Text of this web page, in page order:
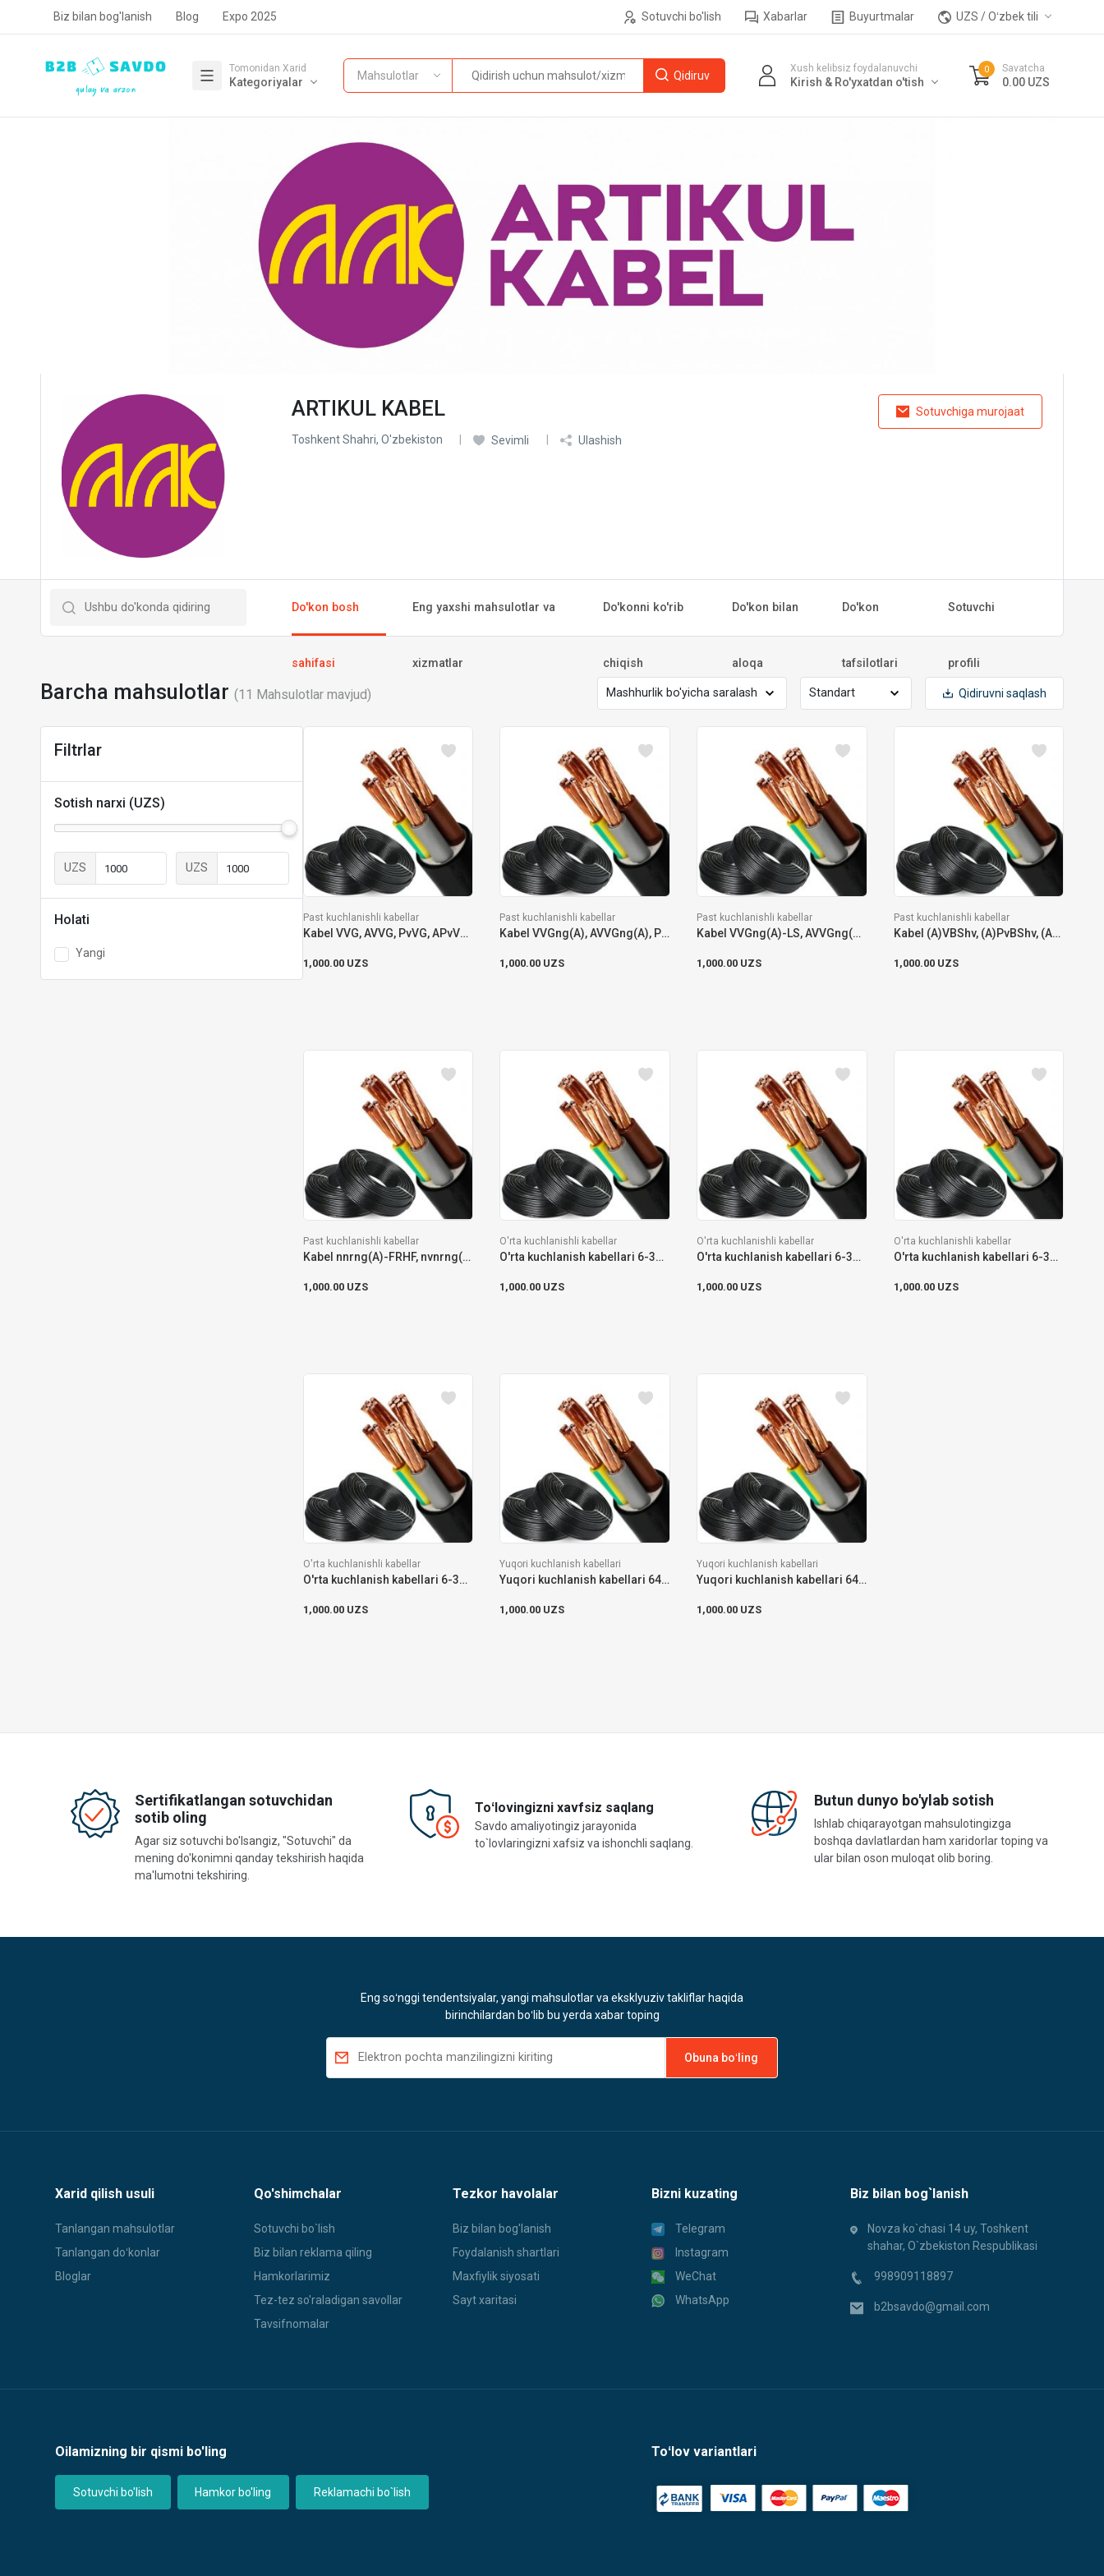
Sotuvchi bo'lish Xabarlar Buyurtmalar UZS / Oʻzbek tili
Biz bilan bog'lanish Blog Expo 2025
Tomonidan Xarid
Kategoriyalar
Xush kelibsiz foydalanuvchi
Kirish & Ro'yxatdan o'tish
0 Savatcha
0.00 UZS
Mahsulotlar
ARTIKUL KABEL
Toshkent Shahri, O'zbekiston Sevimli Ulashish
Sotuvchiga murojaat
Do'kon bosh
sahifasi
Eng yaxshi mahsulotlar va
xizmatlar
Do'konni ko'rib
chiqish
Do'kon bilan
aloqa
Do'kon
tafsilotlari
Sotuvchi
profili
Barcha mahsulotlar (11 Mahsulotlar mavjud) Qidiruvni saqlash
Filtrlar
Sotish narxi (UZS)
UZS UZS
Holati
Yangi
Past kuchlanishli kabellar
Kabel VVG, AVVG, PvVG, APvVG, VVG-P, AVVG-P
1,000.00 UZS
Past kuchlanishli kabellar
Kabel VVGng(A), AVVGng(A), PvVGng(A), APvVGng(A)
1,000.00 UZS
Past kuchlanishli kabellar
Kabel VVGng(A)-LS, AVVGng(A)-LS, PvVGng(A)-LS, APvVGng(A)-LS
1,000.00 UZS
Past kuchlanishli kabellar
Kabel (A)VBShv, (A)PvBShv, (A)VBShp, (A)PvBShp, (A)VBShvng(A)-LS, (A)PvBShvng(A)-LS
1,000.00 UZS
Past kuchlanishli kabellar
Kabel nnrng(A)-FRHF, nvnrng(A)-FRHF, vvrng(A)-FRLS, nvvrng(A)-FRLS
1,000.00 UZS
O'rta kuchlanishli kabellar
O'rta kuchlanish kabellari 6-35 kV HD-620
1,000.00 UZS
O'rta kuchlanishli kabellar
O'rta kuchlanish kabellari 6-35 kV HD-620
1,000.00 UZS
O'rta kuchlanishli kabellar
O'rta kuchlanish kabellari 6-35 kV HD-620
1,000.00 UZS
O'rta kuchlanishli kabellar
O'rta kuchlanish kabellari 6-35 kV HD-620
1,000.00 UZS
Yuqori kuchlanish kabellari
Yuqori kuchlanish kabellari 64-110 kV
1,000.00 UZS
Yuqori kuchlanish kabellari
Yuqori kuchlanish kabellari 64-110 kV
1,000.00 UZS
Sertifikatlangan sotuvchidan
sotib oling
Agar siz sotuvchi bo'lsangiz, "Sotuvchi" da
mening do'konimni qanday tekshirish haqida
ma'lumotni tekshiring.
Toʻlovingizni xavfsiz saqlang
Savdo amaliyotingiz jarayonida
to`lovlaringizni xafsiz va ishonchli saqlang.
Butun dunyo bo'ylab sotish
Ishlab chiqarayotgan mahsulotingizga
boshqa davlatlardan ham xaridorlar toping va
ular bilan oson muloqat olib boring.
Eng soʻnggi tendentsiyalar, yangi mahsulotlar va eksklyuziv takliflar haqida
birinchilardan boʻlib bu yerda xabar toping
Xarid qilish usuli
Tanlangan mahsulotlar
Tanlangan doʻkonlar
Bloglar
Qo'shimchalar
Sotuvchi bo`lish
Biz bilan reklama qiling
Hamkorlarimiz
Tez-tez so'raladigan savollar
Tavsifnomalar
Tezkor havolalar
Biz bilan bog'lanish
Foydalanish shartlari
Maxfiylik siyosati
Sayt xaritasi
Bizni kuzating
Telegram
Instagram
WeChat
WhatsApp
Biz bilan bog`lanish
Novza ko`chasi 14 uy, Toshkent
shahar, O`zbekiston Respublikasi
998909118897
b2bsavdo@gmail.com
Oilamizning bir qismi bo'ling
Sotuvchi bo'lish Hamkor bo'ling Reklamachi bo`lish
Toʻlov variantlari